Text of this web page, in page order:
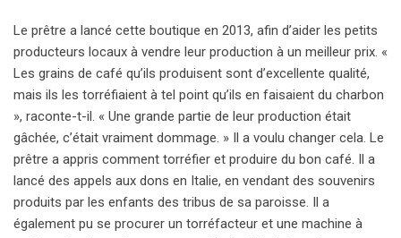
Le prêtre a lancé cette boutique en 2013, afin d’aider les petits
producteurs locaux à vendre leur production à un meilleur prix. «
Les grains de café qu’ils produisent sont d’excellente qualité,
mais ils les torréfiaient à tel point qu’ils en faisaient du charbon
», raconte-t-il. « Une grande partie de leur production était
gâchée, c’était vraiment dommage. » Il a voulu changer cela. Le
prêtre a appris comment torréfier et produire du bon café. Il a
lancé des appels aux dons en Italie, en vendant des souvenirs
produits par les enfants des tribus de sa paroisse. Il a
également pu se procurer un torréfacteur et une machine à